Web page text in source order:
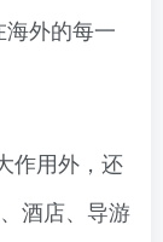
海外的每一
作用外，还
酒店、导游